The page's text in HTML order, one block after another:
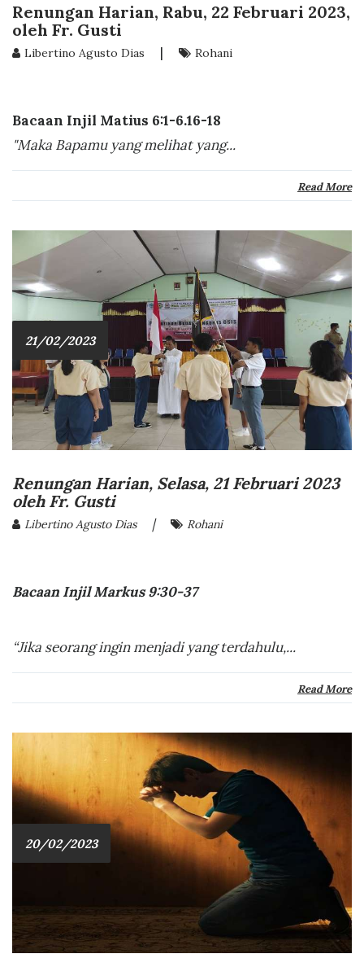
Renungan Harian, Rabu, 22 Februari 2023,
oleh Fr. Gusti
Libertino Agusto Dias | Rohani
Bacaan Injil Matius 6:1-6.16-18
"Maka Bapamu yang melihat yang...
Read More
21/02/2023
Renungan Harian, Selasa, 21 Februari 2023
oleh Fr. Gusti
Libertino Agusto Dias | Rohani
Bacaan Injil Markus 9:30-37
“Jika seorang ingin menjadi yang terdahulu,...
Read More
20/02/2023